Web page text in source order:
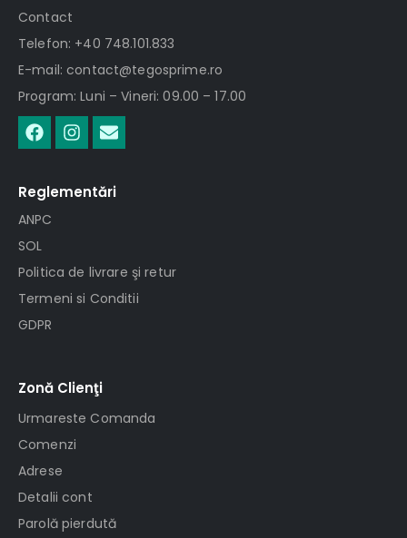
Contact
Telefon: +40 748.101.833
E-mail: contact@tegosprime.ro
Program: Luni – Vineri: 09.00 – 17.00
Reglementări
ANPC
SOL
Politica de livrare şi retur
Termeni si Conditii
GDPR
Zonă Clienţi
Urmareste Comanda
Comenzi
Adrese
Detalii cont
Parolă pierdută